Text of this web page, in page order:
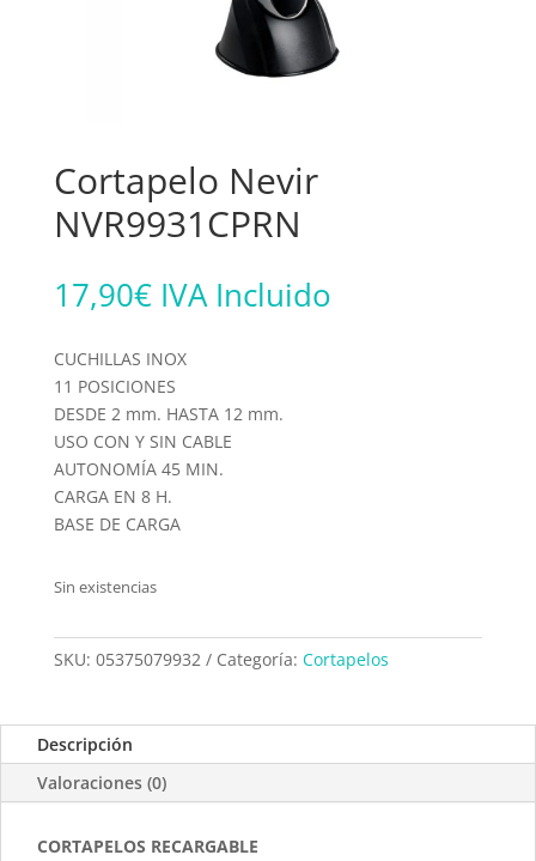
Cortapelo Nevir
NVR9931CPRN
17,90€ IVA Incluido
CUCHILLAS INOX
11 POSICIONES
DESDE 2 mm. HASTA 12 mm.
USO CON Y SIN CABLE
AUTONOMÍA 45 MIN.
CARGA EN 8 H.
BASE DE CARGA
Sin existencias
SKU: 05375079932 Categoría: Cortapelos
Descripción
Valoraciones (0)
CORTAPELOS RECARGABLE